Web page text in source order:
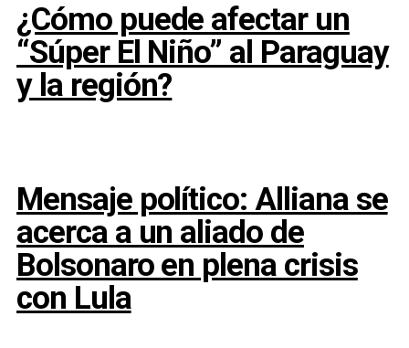
¿Cómo puede afectar un
“Súper El Niño” al Paraguay
y la región?
Mensaje político: Alliana se
acerca a un aliado de
Bolsonaro en plena crisis
con Lula